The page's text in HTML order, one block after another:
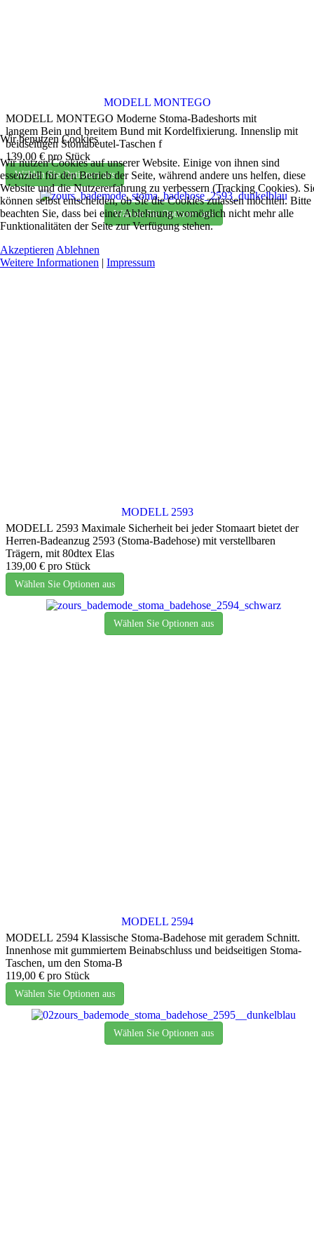
MODELL MONTEGO
MODELL MONTEGO Moderne Stoma-Badeshorts mit
langem Bein und breitem Bund mit Kordelfixierung. Innenslip mit
beidseitigen Stomabeutel-Taschen f
139,00 € pro Stück
Wählen Sie Optionen aus
Wählen Sie Optionen aus
MODELL 2593
MODELL 2593 Maximale Sicherheit bei jeder Stomaart bietet der
Herren-Badeanzug 2593 (Stoma-Badehose) mit verstellbaren
Trägern, mit 80dtex Elas
139,00 € pro Stück
Wählen Sie Optionen aus
Wählen Sie Optionen aus
MODELL 2594
MODELL 2594 Klassische Stoma-Badehose mit geradem Schnitt.
Innenhose mit gummiertem Beinabschluss und beidseitigen Stoma-
Taschen, um den Stoma-B
119,00 € pro Stück
Wählen Sie Optionen aus
Wählen Sie Optionen aus
Wir benutzen Cookies
Wir nutzen Cookies auf unserer Website. Einige von ihnen sind
essenziell für den Betrieb der Seite, während andere uns helfen, diese
Website und die Nutzererfahrung zu verbessern (Tracking Cookies).
können selbst entscheiden, ob Sie die Cookies zulassen möchten. Bitte
beachten Sie, dass bei einer Ablehnung womöglich nicht mehr alle
Funktionalitäten der Seite zur Verfügung stehen.
Akzeptieren Ablehnen
Weitere Informationen | Impressum